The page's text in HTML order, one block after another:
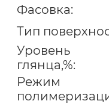
Фасовка:
Тип
Уровень
глянца,%:
Режим